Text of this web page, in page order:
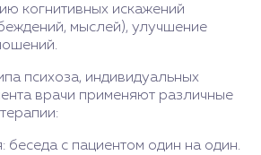
когнитивных искажений
мыслей), улучшение
психоза, индивидуальных
врачи применяют различные
беседа с пациентом один на один.